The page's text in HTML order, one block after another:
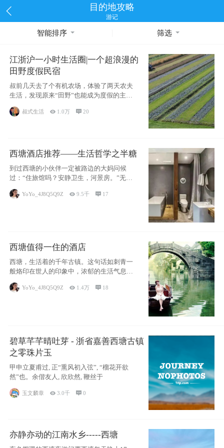
目的地攻略
游记
智能排序 筛选
江浙沪一小时生活圈|一个超浪漫的
田野度假民宿
叔前几天去了个有机农场，体验了两天农夫
生活，发现原来“田野”也能成为度假的主旋
律。江
叔式生活  1.0万 20
西塘酒店推荐——生活哲学之半糖
到过西塘的小伙伴一定被路边的大妈问候
过：“住旅馆吗？安静卫生，河景房。”无意
YoYo_4J8Q5Q9Z 9.5千  17
西塘值得一住的酒店
西塘，生活着的千年古镇。这句话如刺青一
般烙印在世人的印象中，浓郁的生活气息，
小桥流水
YoYo_4J8Q5Q9Z  1.4万  18
碧草芊芊晴吐芽 - 浙省嘉善西塘古镇
之零珠片玉
甲申立夏甫过, 正“熏风初入弦”, “榴花开欲
然”也。余偕友人, 欣欣然, 鞭丝于
玉文麟章  3.0千 0
亦静亦动的江南水乡-----西塘